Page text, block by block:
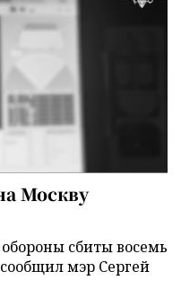
Москву
сбиты восемь
мэр Сергей